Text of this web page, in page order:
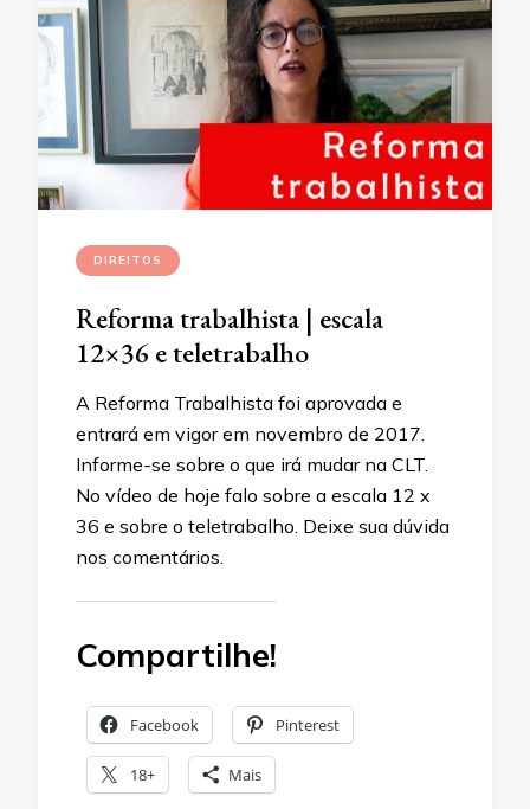
DIREITOS
Reforma trabalhista | escala
12×36 e teletrabalho
A Reforma Trabalhista foi aprovada e
entrará em vigor em novembro de 2017.
Informe-se sobre o que irá mudar na CLT.
No vídeo de hoje falo sobre a escala 12 x
36 e sobre o teletrabalho. Deixe sua dúvida
nos comentários.
Compartilhe!
Facebook Pinterest
18+ Mais